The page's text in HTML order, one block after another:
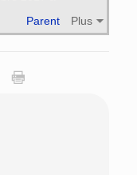
Parent Plus